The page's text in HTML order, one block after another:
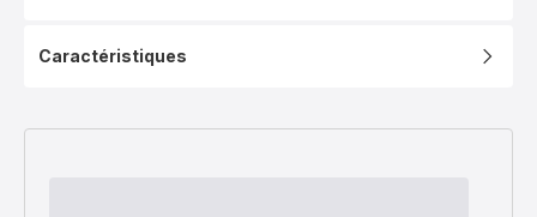
Caractéristiques